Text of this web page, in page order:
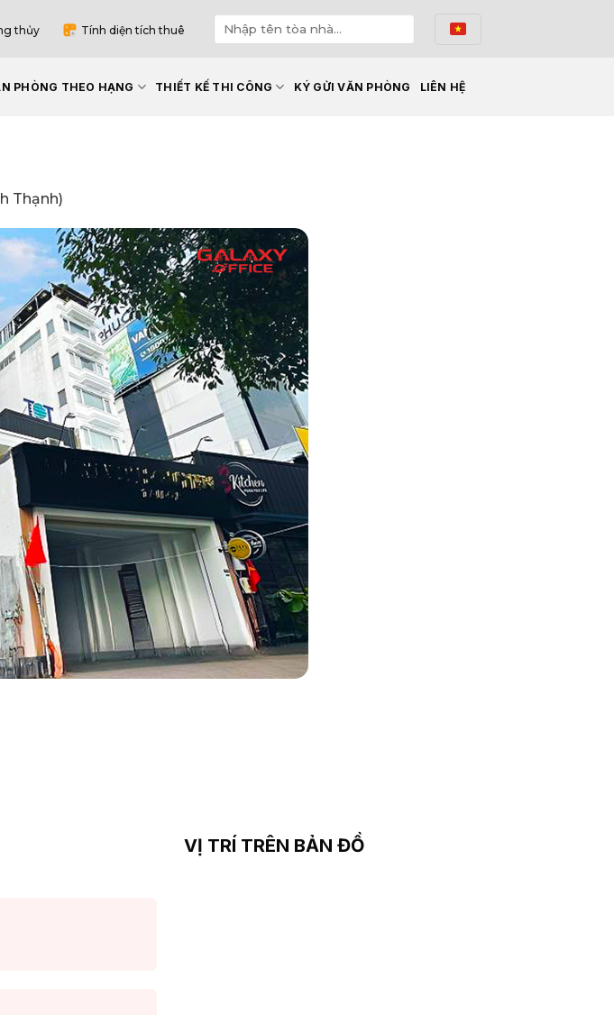
thủy Tính diện tích thuê
PHÒNG THEO HẠNG THIẾT KẾ THI CÔNG KÝ GỬI VĂN PHÒNG LIÊN HỆ
Thạnh)
VỊ TRÍ TRÊN BẢN ĐỒ